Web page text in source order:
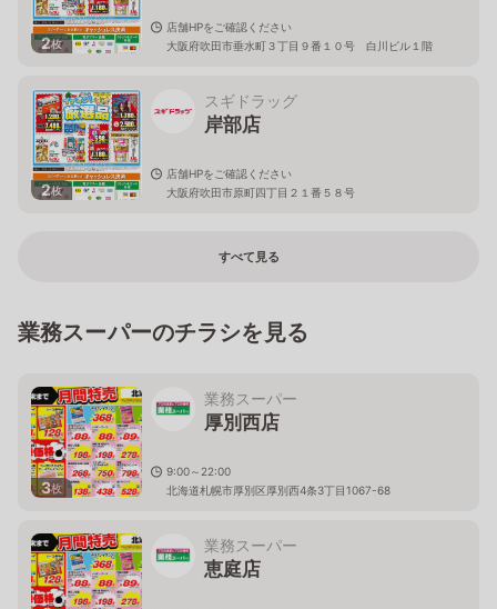
2枚
店舗HPをご確認ください
大阪府吹田市垂水町３丁目９番１０号 白川ビル１階
2枚
スギドラッグ
岸部店
店舗HPをご確認ください
大阪府吹田市原町四丁目２１番５８号
すべて見る
業務スーパーのチラシを見る
3枚
業務スーパー
厚別西店
9:00～22:00
北海道札幌市厚別区厚別西4条3丁目1067-68
業務スーパー
恵庭店